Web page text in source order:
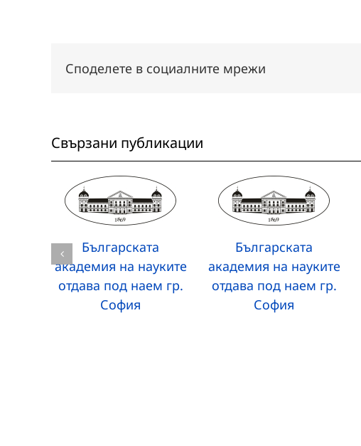
Споделете в социалните мрежи
Свързани публикации
Българската
академия на науките
отдава под наем гр.
София
Българската
академия на науките
отдава под наем гр.
София